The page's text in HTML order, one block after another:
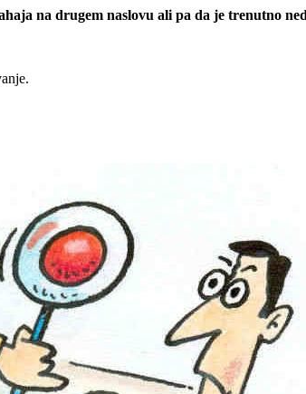
na drugem naslovu ali pa da je trenutno